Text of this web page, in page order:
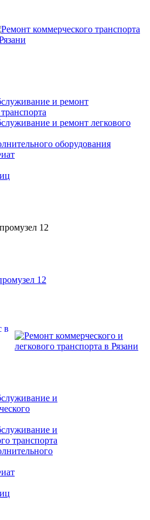
и ремонт
и ремонт легкового
оборудования
12
12
и
и
транспорта